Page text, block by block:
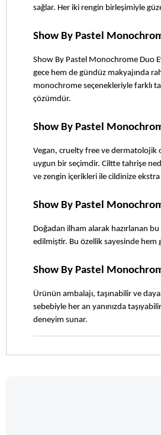
sağlar. Her iki rengin birleşimiyle
Show By Pastel
Show By Pastel Monochrome Duo
gece hem de gündüz makyajında
monochrome seçenekleriyle farklı
çözümdür.
Show By Pastel
Vegan, cruelty free ve dermatolojik
uygun bir seçimdir. Ciltte tahrişe
ve zengin içerikleri ile cildinize ekstra
Show By Pastel
Doğadan ilham alarak hazırlanan bu
edilmiştir. Bu özellik sayesinde hem
Show By Pastel
Ürünün ambalajı, taşınabilir ve
sebebiyle her an yanınızda
deneyim sunar.